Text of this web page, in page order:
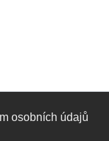
osobních údajů